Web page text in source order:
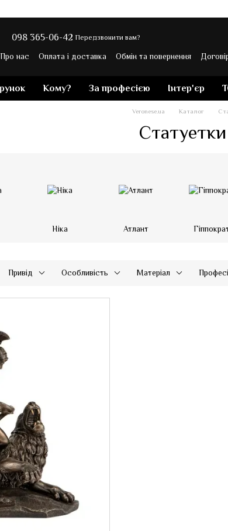
098 365-06-42 Передзвонити вам?
Про нас Оплата і доставка Обмін та повернення
Кому? За професією Інтер'єр
Veronese.ua Каталог
Ніка Атлант
Привід Особливість Матеріал